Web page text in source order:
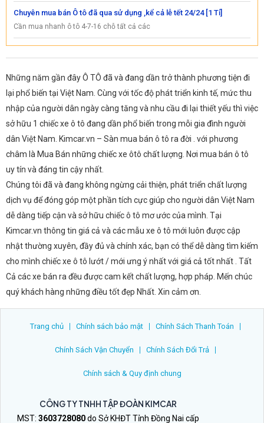
Chuyên mua bán Ô tô đã qua sử dụng ,kể cả lễ tết 24/24 [1 Tỉ]
Cần mua nhanh ô tô 4-7-16 chỗ tất cả các
Những năm gần đây Ô TÔ đã và đang dần trở thành phương tiện đi
lại phổ biến tại Việt Nam. Cùng với tốc độ phát triển kinh tế, mức thu
nhập của người dân ngày càng tăng và nhu cầu đi lại thiết yếu thì việc
sở hữu 1 chiếc xe ô tô đang dần phổ biến trong mỗi gia đình người
dân Việt Nam. Kimcar.vn – Sàn mua bán ô tô ra đời . với phương
châm là Mua Bán những chiếc xe ôtô chất lượng. Nơi mua bán ô tô
uy tín và đáng tin cậy nhất.
Chúng tôi đã và đang không ngừng cải thiện, phát triển chất lượng
dịch vụ để đóng góp một phần tích cực giúp cho người dân Việt Nam
dễ dàng tiếp cận và sở hữu chiếc ô tô mơ ước của mình. Tại
Kimcar.vn thông tin giá cả và các mẫu xe ô tô mới luôn được cập
nhật thường xuyên, đầy đủ và chính xác, bạn có thể dễ dàng tìm kiếm
cho mình chiếc xe ô tô lướt / mới ưng ý nhất với giá cả tốt nhất . Tất
Cả các xe bán ra đều được cam kết chất lượng, hợp pháp. Mến chúc
quý khách hàng những điều tốt đẹp Nhất. Xin cảm ơn.
Trang chủ Chính sách bảo mật Chính Sách Thanh Toán
Chính Sách Vận Chuyển Chính Sách Đổi Trả
Chính sách & Quy định chung
CÔNG TY TNHH TẬP ĐOÀN KIMCAR
MST: 3603728080do Sở KHĐT Tỉnh Đồng Nai cấp